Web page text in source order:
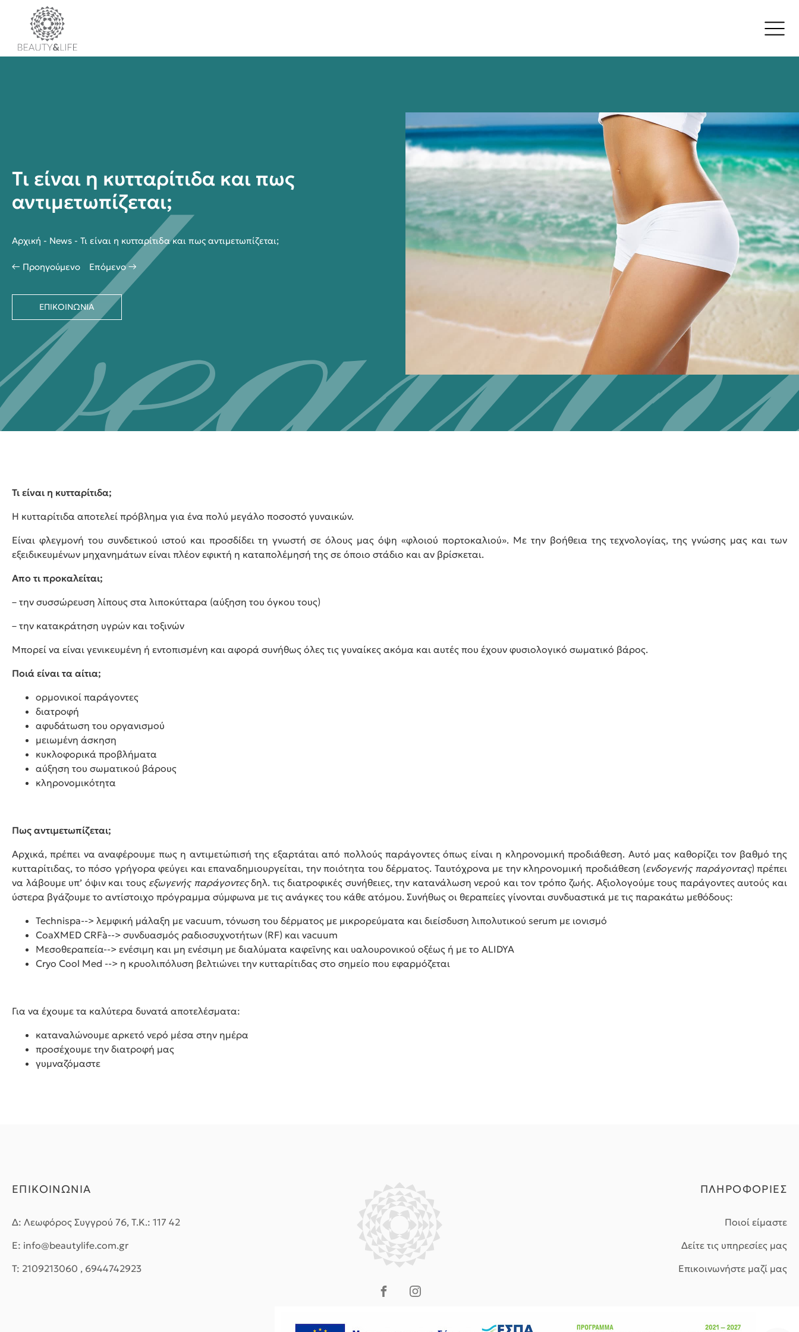
Τι είναι η κυτταρίτιδα και πως
αντιμετωπίζεται;
Αρχική - News - Τι είναι η κυτταρίτιδα και πως αντιμετωπίζεται;
← Προηγούμενο Επόμενο →
ΕΠΙΚΟΙΝΩΝΙΑ
Τι είναι η κυτταρίτιδα;
Η κυτταρίτιδα αποτελεί πρόβλημα για ένα πολύ μεγάλο ποσοστό γυναικών.
Είναι φλεγμονή του συνδετικού ιστού και προσδίδει τη γνωστή σε όλους μας όψη «φλοιού πορτοκαλιού». Με την βοήθεια της τεχνολογίας, της γνώσης μας και των
εξειδικευμένων μηχανημάτων είναι πλέον εφικτή η καταπολέμησή της σε όποιο στάδιο και αν βρίσκεται.
Απο τι προκαλείται;
– την συσσώρευση λίπους στα λιποκύτταρα (αύξηση του όγκου τους)
– την κατακράτηση υγρών και τοξινών
Μπορεί να είναι γενικευμένη ή εντοπισμένη και αφορά συνήθως όλες τις γυναίκες ακόμα και αυτές που έχουν φυσιολογικό σωματικό βάρος.
Ποιά είναι τα αίτια;
ορμονικοί παράγοντες
διατροφή
αφυδάτωση του οργανισμού
μειωμένη άσκηση
κυκλοφορικά προβλήματα
αύξηση του σωματικού βάρους
κληρονομικότητα
Πως αντιμετωπίζεται;
Αρχικά, πρέπει να αναφέρουμε πως η αντιμετώπισή της εξαρτάται από πολλούς παράγοντες όπως είναι η κληρονομική προδιάθεση. Αυτό μας καθορίζει τον βαθμό της
κυτταρίτιδας, το πόσο γρήγορα φεύγει και επαναδημιουργείται, την ποιότητα του δέρματος. Ταυτόχρονα με την κληρονομική προδιάθεση (ενδογενής παράγοντας) πρέπει
να λάβουμε υπ’ όψιν και τους εξωγενής παράγοντεςδηλ. τις διατροφικές συνήθειες, την κατανάλωση νερού και τον τρόπο ζωής. Αξιολογούμε τους παράγοντες αυτούς και
ύστερα βγάζουμε το αντίστοιχο πρόγραμμα σύμφωνα με τις ανάγκες του κάθε ατόμου. Συνήθως οι θεραπείες γίνονται συνδυαστικά με τις παρακάτω μεθόδους:
Technispa--> λεμφική μάλαξη με vacuum, τόνωση του δέρματος με μικρορεύματα και διείσδυση λιπολυτικού serum με ιονισμό
CoaXMED CRFà--> συνδυασμός ραδιοσυχνοτήτων (RF) και vacuum
Μεσοθεραπεία--> ενέσιμη και μη ενέσιμη με διαλύματα καφεϊνης και υαλουρονικού οξέως ή με το ALIDYA
Cryo Cool Med --> η κρυολιπόλυση βελτιώνει την κυτταρίτιδας στο σημείο που εφαρμόζεται
Για να έχουμε τα καλύτερα δυνατά αποτελέσματα:
καταναλώνουμε αρκετό νερό μέσα στην ημέρα
προσέχουμε την διατροφή μας
γυμναζόμαστε
ΕΠΙΚΟΙΝΩΝΙΑ
Δ: Λεωφόρος Συγγρού 76, Τ.Κ.: 117 42
E: info@beautylife.com.gr
T: 2109213060 , 6944742923
ΠΛΗΡΟΦΟΡΙΕΣ
Ποιοί είμαστε
Δείτε τις υπηρεσίες μας
Επικοινωνήστε μαζί μας